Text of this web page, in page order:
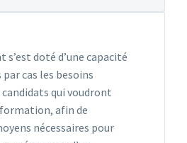
s’est doté d’une capacité
par cas les besoins
candidats qui voudront
afin de
nécessaires pour